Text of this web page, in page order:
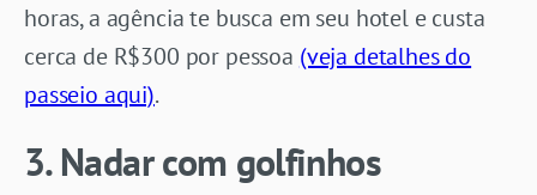
horas, a agência te busca em seu hotel e custa
cerca de R$300 por pessoa (veja detalhes do
passeio aqui).
3. Nadar com golfinhos